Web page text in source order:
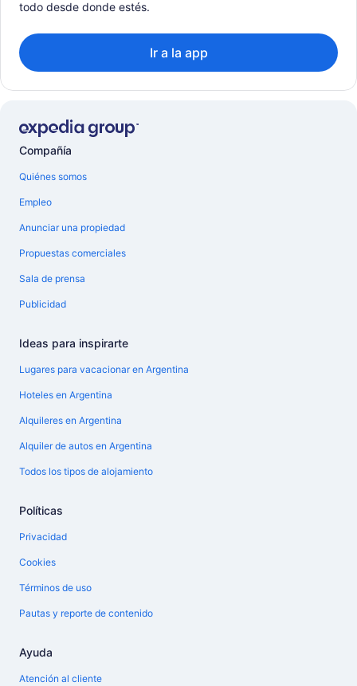
todo desde donde estés.
Ir a la app
Compañía
Quiénes somos
Empleo
Anunciar una propiedad
Propuestas comerciales
Sala de prensa
Publicidad
Ideas para inspirarte
Lugares para vacacionar en Argentina
Hoteles en Argentina
Alquileres en Argentina
Alquiler de autos en Argentina
Todos los tipos de alojamiento
Políticas
Privacidad
Cookies
Términos de uso
Pautas y reporte de contenido
Ayuda
Atención al cliente